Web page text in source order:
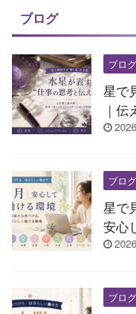
ブログ
ブログ
星で
｜
ブログ
星で
安心
ブログ